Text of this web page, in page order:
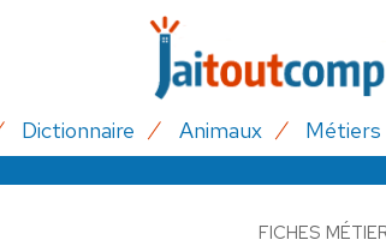
Dictionnaire Animaux Métiers
FICHES